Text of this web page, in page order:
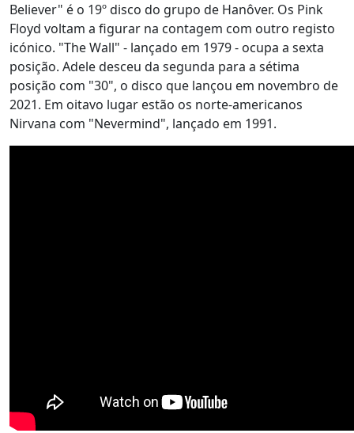
Believer" é o 19º disco do grupo de Hanôver. Os Pink
Floyd voltam a figurar na contagem com outro registo
icónico. "The Wall" - lançado em 1979 - ocupa a sexta
posição. Adele desceu da segunda para a sétima
posição com "30", o disco que lançou em novembro de
2021. Em oitavo lugar estão os norte-americanos
Nirvana com "Nevermind", lançado em 1991.